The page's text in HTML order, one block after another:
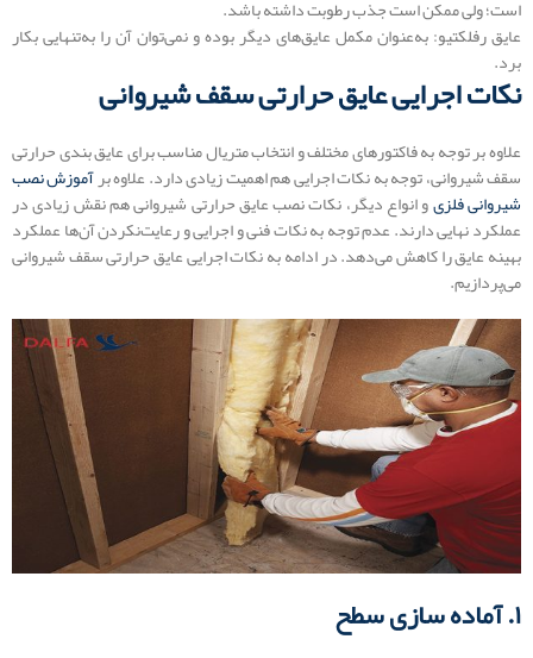
است؛ ولی ممکن است جذب رطوبت داشته باشد.
عایق رفلکتیو: به‌عنوان مکمل عایق‌های دیگر بوده و نمی‌توان آن را به‌تنهایی بکار
برد.
نکات اجرایی عایق حرارتی سقف شیروانی
علاوه بر توجه به فاکتورهای مختلف و انتخاب متریال مناسب برای عایق بندی حرارتی
سقف شیروانی، توجه به نکات اجرایی هم اهمیت زیادی دارد. علاوه بر آموزش نصب
شیروانی فلزیو انواع دیگر، نکات نصب عایق حرارتی شیروانی هم نقش زیادی در
عملکرد نهایی دارند. عدم توجه به نکات فنی و اجرایی و رعایت‌نکردن آن‌ها عملکرد
بهینه عایق را کاهش می‌دهد. در ادامه به نکات اجرایی عایق حرارتی سقف شیروانی
می‌پردازیم.
۱. آماده سازی سطح